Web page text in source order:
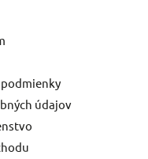
údajov